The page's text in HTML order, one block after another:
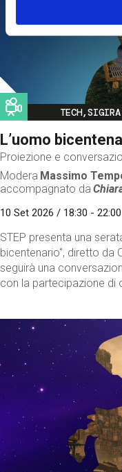
Image
L’uomo
Proiezione e
Modera Massimo
accompagnato da
10 Set 2026 / 18:30 - 22:00
STEP presenta una
bicentenario", diretto da
seguirà una
con la partecipazione di